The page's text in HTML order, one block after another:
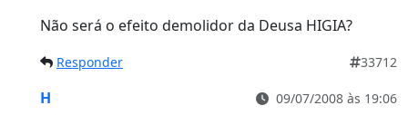
Não será o efeito demolidor da Deusa HIGIA?
Responder 33712
H 09/07/2008 às 19:06